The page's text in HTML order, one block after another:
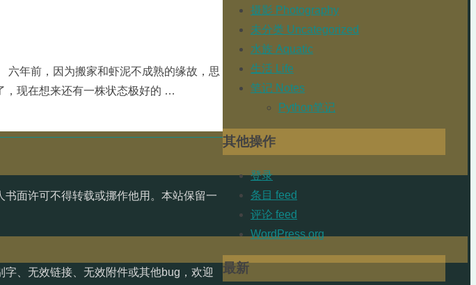
六年前，因为搬家和虾泥不成熟的缘故，思
，现在想来还有一株状态极好的 …
摄影 Photography
未分类 Uncategorized
水族 Aquatic
生活 Life
笔记 Notes
Python笔记
其他操作
登录
条目 feed
评论 feed
WordPress.org
最新
面许可不得转载或挪作他用。本站保留一
、无效链接、无效附件或其他bug，欢迎